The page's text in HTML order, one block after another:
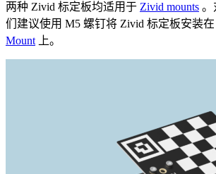
两种 Zivid 标定板均适用于 Zivid mounts 。
们建议使用 M5 螺钉将 Zivid 标定板安装在
Mount上。